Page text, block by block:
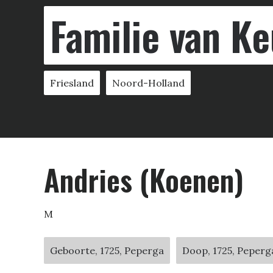
Familie van
Friesland Noord-Holland
Andries (Koenen)
M
Geboorte, 1725, Peperga Doop, 1725,